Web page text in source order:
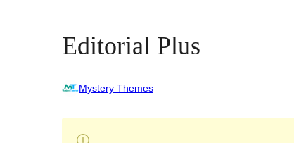
Editorial Plus
Mystery Themes